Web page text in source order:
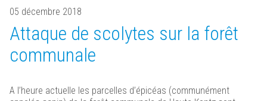
05 décembre 2018
Attaque de scolytes sur la forêt
communale
A l’heure actuelle les parcelles d’épicéas (communément